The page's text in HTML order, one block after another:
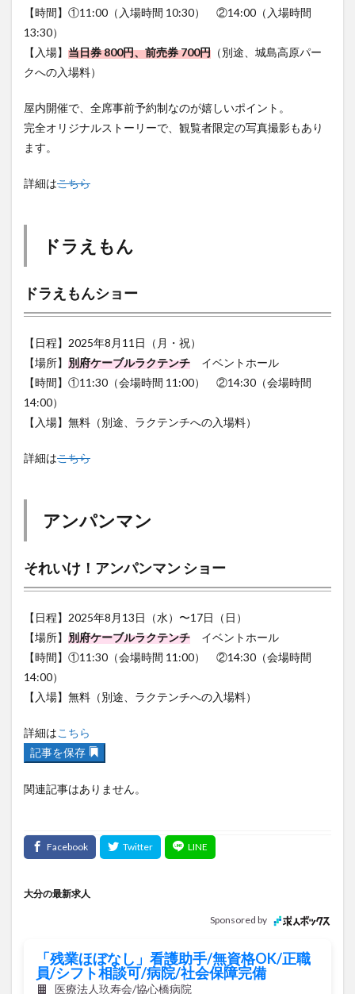
13:30）
【入場】
クへの入場料）
屋内開催で、全席事前予約制なのが嬉しいポイント。
完全オリジナルストーリーで、観覧者限定の写真撮影もあり
ます。
詳細は
ドラえもんショー
【日程】2025年8月11日（月・祝）
【場所】 別府ケーブルラクテンチ イベントホール
【時間】①11:30（会場時間 11:00） ②14:30（会場時間
14:00）
【入場】無料（別途、ラクテンチへの入場料）
それいけ！アンパンマン ショー
【日程】2025年8月13日（水）〜17日（日）
【場所】 別府ケーブルラクテンチ イベントホール
【時間】①11:30（会場時間 11:00） ②14:30（会場時間
14:00）
【入場】無料（別途、ラクテンチへの入場料）
記事を保存
関連記事はありません。
「残業ほぼなし」看護助手/無資格OK/正職
医療法人玖寿会/協心橋病院
月給21万2,300円～24万3,700円